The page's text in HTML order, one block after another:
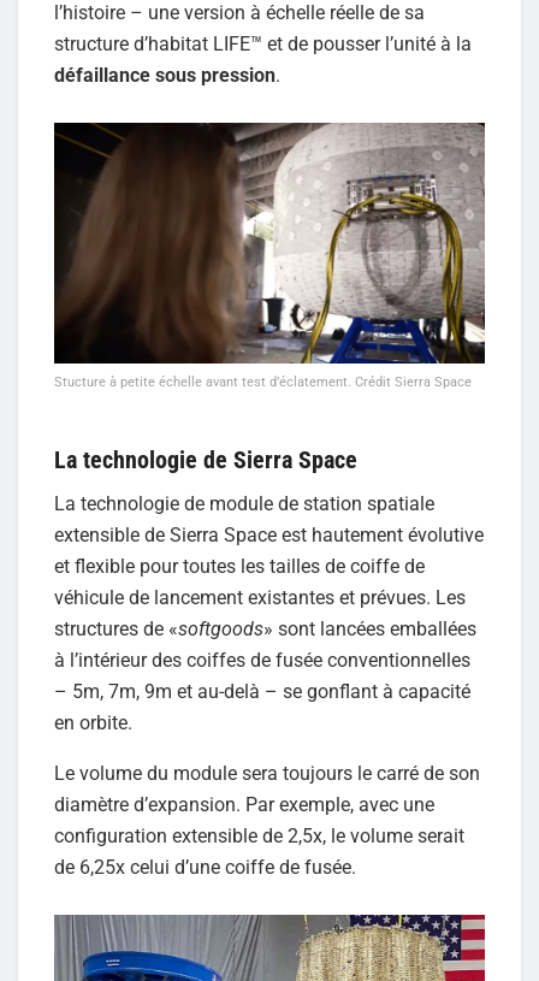
l’histoire – une version à échelle réelle de sa
structure d’habitat LIFE™ et de pousser l’unité à la
défaillance sous pression.
Stucture à petite échelle avant test d’éclatement. Crédit Sierra Space
La technologie de Sierra Space
La technologie de module de station spatiale
extensible de Sierra Space est hautement évolutive
et flexible pour toutes les tailles de coiffe de
véhicule de lancement existantes et prévues. Les
structures de «softgoods» sont lancées emballées
à l’intérieur des coiffes de fusée conventionnelles
– 5m, 7m, 9m et au-delà – se gonflant à capacité
en orbite.
Le volume du module sera toujours le carré de son
diamètre d’expansion. Par exemple, avec une
configuration extensible de 2,5x, le volume serait
de 6,25x celui d’une coiffe de fusée.